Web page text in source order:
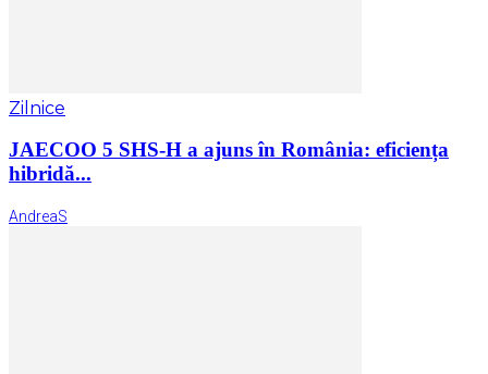
Zilnice
JAECOO 5 SHS-H a ajuns în România: eficiența
hibridă...
AndreaS